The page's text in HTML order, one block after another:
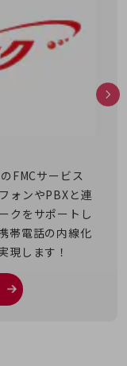
FMCサービス
ォンやPBXと連
クをサポートし
帯電話の内線化
現します！